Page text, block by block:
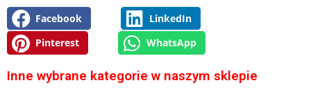
Facebook
LinkedIn
Pinterest
WhatsApp
Inne wybrane kategorie w naszym sklepie